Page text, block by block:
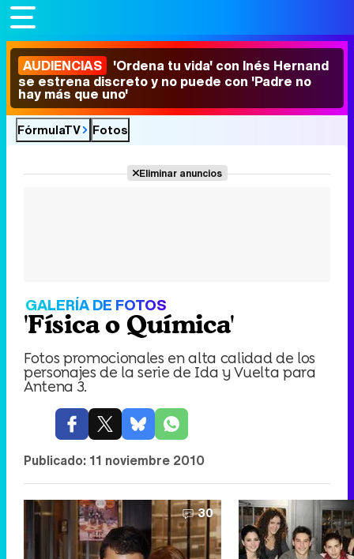
AUDIENCIAS 'Ordena tu vida' con Inés Hernand
se estrena discreto y no puede con 'Padre no
hay más que uno'
FórmulaTV Fotos
Eliminar anuncios
GALERÍA DE FOTOS
'Física o Química'
Fotos promocionales en alta calidad de los
personajes de la serie de Ida y Vuelta para
Antena 3.
Publicado: 11 noviembre 2010
30